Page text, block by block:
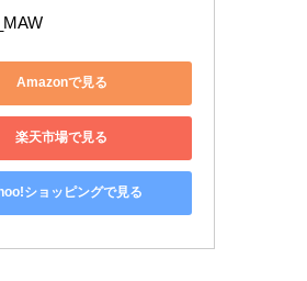
Amazonで見る
楽天市場で見る
ショッピングで見る